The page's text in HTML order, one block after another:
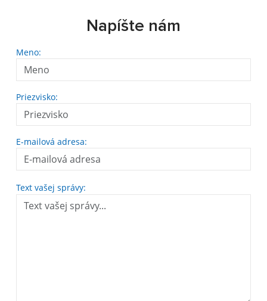
Napíšte nám
Meno:
Priezvisko:
E-mailová adresa:
Text vašej správy: